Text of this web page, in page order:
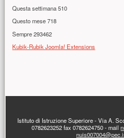
Questa settimana510
Questo mese718
Sempre293462
Kubik-Rubik Joomla! Extensions
Istituto di Istruzione Superiore - Via A.
0782623252 fax 0782624750 - mail